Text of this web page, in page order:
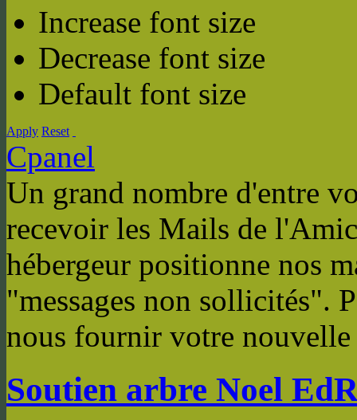
Increase font size
Decrease font size
Default font size
Apply Reset
Cpanel
Un grand nombre d'entre
recevoir les Mails de
hébergeur positionne nos
"messages non sollicités".
nous fournir votre nouvelle
Soutien arbre Noel